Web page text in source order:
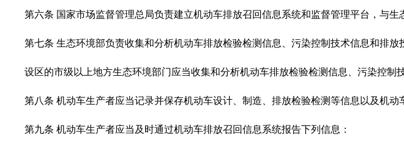
第六条 国家市场监督管理总局负责建立机动车排放召回信息系统和监督管理平台，与生
第七条 生态环境部负责收集和分析机动车排放检验检测信息、污染控制技术信息和排放
设区的市级以上地方生态环境部门应当收集和分析机动车排放检验检测信息、污染控
第八条 机动车生产者应当记录并保存机动车设计、制造、排放检验检测等信息以及机动
第九条 机动车生产者应当及时通过机动车排放召回信息系统报告下列信息：